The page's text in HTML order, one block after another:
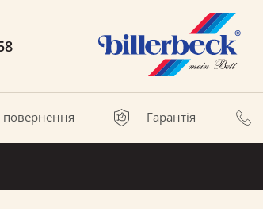
повернення Гарантія